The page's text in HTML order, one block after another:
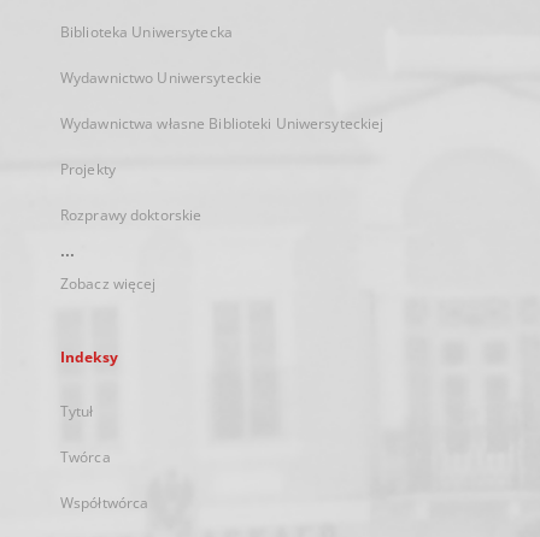
Biblioteka Uniwersytecka
Wydawnictwo Uniwersyteckie
Wydawnictwa własne Biblioteki Uniwersyteckiej
Projekty
Rozprawy doktorskie
...
Zobacz więcej
Indeksy
Tytuł
Twórca
Współtwórca